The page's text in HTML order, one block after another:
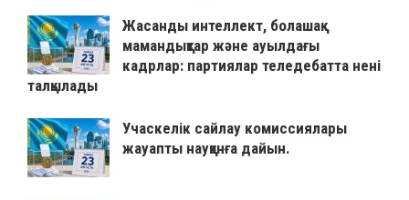
Жасанды интеллект, болашақ
мамандықтар және ауылдағы
кадрлар: партиялар теледебатта нені
талқылады
Учаскелік сайлау комиссиялары
жауапты науқанға дайын.